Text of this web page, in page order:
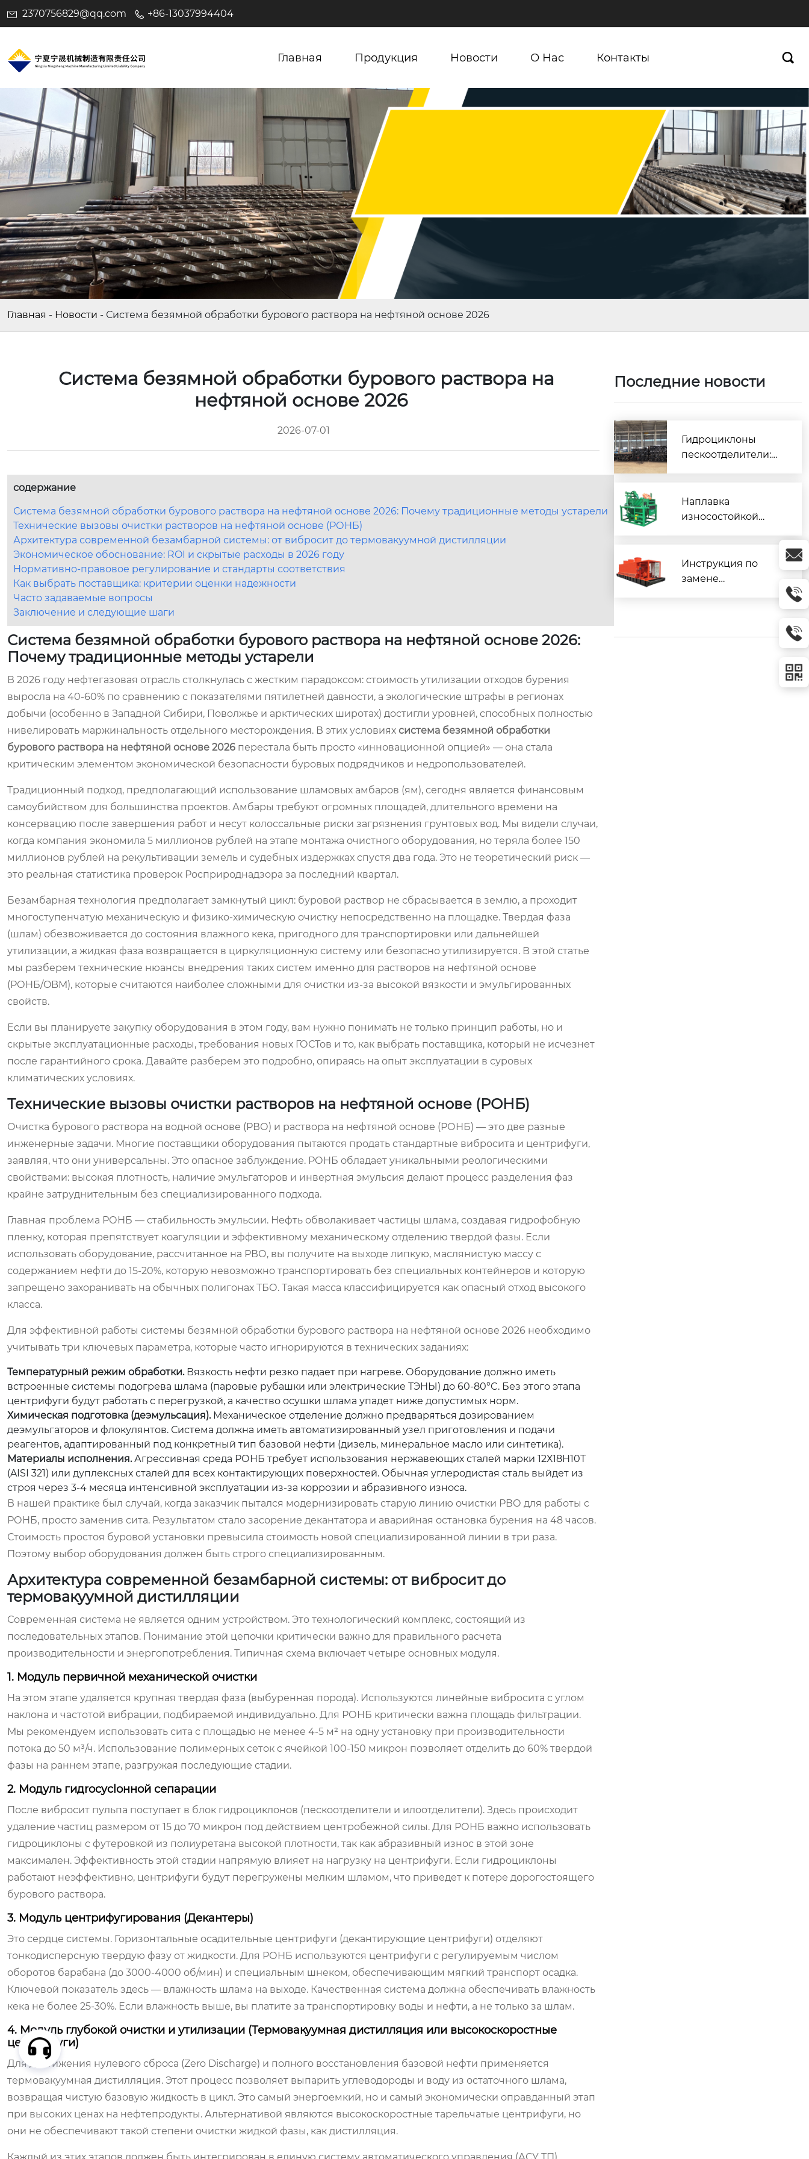
2370756829@qq.com +86-13037994404
Главная Продукция Новости О Нас Контакты 
Главная - Новости - Система безямной обработки бурового раствора на нефтяной основе 2026
Система безямной обработки бурового раствора на
нефтяной основе 2026
2026-07-01
содержание
Система безямной обработки бурового раствора на нефтяной основе 2026: Почему традиционные методы устарели
Технические вызовы очистки растворов на нефтяной основе (РОНБ)
Архитектура современной безамбарной системы: от вибросит до термовакуумной дистилляции
Экономическое обоснование: ROI и скрытые расходы в 2026 году
Нормативно-правовое регулирование и стандарты соответствия
Как выбрать поставщика: критерии оценки надежности
Часто задаваемые вопросы
Заключение и следующие шаги
Система безямной обработки бурового раствора на нефтяной основе 2026:
Почему традиционные методы устарели
В 2026 году нефтегазовая отрасль столкнулась с жестким парадоксом: стоимость утилизации отходов бурения
выросла на 40-60% по сравнению с показателями пятилетней давности, а экологические штрафы в регионах
добычи (особенно в Западной Сибири, Поволжье и арктических широтах) достигли уровней, способных полностью
нивелировать маржинальность отдельного месторождения. В этих условиях система безямной обработки
бурового раствора на нефтяной основе 2026 перестала быть просто «инновационной опцией» — она стала
критическим элементом экономической безопасности буровых подрядчиков и недропользователей.
Традиционный подход, предполагающий использование шламовых амбаров (ям), сегодня является финансовым
самоубийством для большинства проектов. Амбары требуют огромных площадей, длительного времени на
консервацию после завершения работ и несут колоссальные риски загрязнения грунтовых вод. Мы видели случаи,
когда компания экономила 5 миллионов рублей на этапе монтажа очистного оборудования, но теряла более 150
миллионов рублей на рекультивации земель и судебных издержках спустя два года. Это не теоретический риск —
это реальная статистика проверок Росприроднадзора за последний квартал.
Безамбарная технология предполагает замкнутый цикл: буровой раствор не сбрасывается в землю, а проходит
многоступенчатую механическую и физико-химическую очистку непосредственно на площадке. Твердая фаза
(шлам) обезвоживается до состояния влажного кека, пригодного для транспортировки или дальнейшей
утилизации, а жидкая фаза возвращается в циркуляционную систему или безопасно утилизируется. В этой статье
мы разберем технические нюансы внедрения таких систем именно для растворов на нефтяной основе
(РОНБ/OBM), которые считаются наиболее сложными для очистки из-за высокой вязкости и эмульгированных
свойств.
Если вы планируете закупку оборудования в этом году, вам нужно понимать не только принцип работы, но и
скрытые эксплуатационные расходы, требования новых ГОСТов и то, как выбрать поставщика, который не исчезнет
после гарантийного срока. Давайте разберем это подробно, опираясь на опыт эксплуатации в суровых
климатических условиях.
Технические вызовы очистки растворов на нефтяной основе (РОНБ)
Очистка бурового раствора на водной основе (РВО) и раствора на нефтяной основе (РОНБ) — это две разные
инженерные задачи. Многие поставщики оборудования пытаются продать стандартные вибросита и центрифуги,
заявляя, что они универсальны. Это опасное заблуждение. РОНБ обладает уникальными реологическими
свойствами: высокая плотность, наличие эмульгаторов и инвертная эмульсия делают процесс разделения фаз
крайне затруднительным без специализированного подхода.
Главная проблема РОНБ — стабильность эмульсии. Нефть обволакивает частицы шлама, создавая гидрофобную
пленку, которая препятствует коагуляции и эффективному механическому отделению твердой фазы. Если
использовать оборудование, рассчитанное на РВО, вы получите на выходе липкую, маслянистую массу с
содержанием нефти до 15-20%, которую невозможно транспортировать без специальных контейнеров и которую
запрещено захоранивать на обычных полигонах ТБО. Такая масса классифицируется как опасный отход высокого
класса.
Для эффективной работы системы безямной обработки бурового раствора на нефтяной основе 2026 необходимо
учитывать три ключевых параметра, которые часто игнорируются в технических заданиях:
Температурный режим обработки.Вязкость нефти резко падает при нагреве. Оборудование должно иметь
встроенные системы подогрева шлама (паровые рубашки или электрические ТЭНЫ) до 60-80°C. Без этого этапа
центрифуги будут работать с перегрузкой, а качество осушки шлама упадет ниже допустимых норм.
Химическая подготовка (деэмульсация).Механическое отделение должно предваряться дозированием
деэмульгаторов и флокулянтов. Система должна иметь автоматизированный узел приготовления и подачи
реагентов, адаптированный под конкретный тип базовой нефти (дизель, минеральное масло или синтетика).
Материалы исполнения.Агрессивная среда РОНБ требует использования нержавеющих сталей марки 12Х18Н10Т
(AISI 321) или дуплексных сталей для всех контактирующих поверхностей. Обычная углеродистая сталь выйдет из
строя через 3-4 месяца интенсивной эксплуатации из-за коррозии и абразивного износа.
В нашей практике был случай, когда заказчик пытался модернизировать старую линию очистки РВО для работы с
РОНБ, просто заменив сита. Результатом стало засорение декантатора и аварийная остановка бурения на 48 часов.
Стоимость простоя буровой установки превысила стоимость новой специализированной линии в три раза.
Поэтому выбор оборудования должен быть строго специализированным.
Архитектура современной безамбарной системы: от вибросит до
термовакуумной дистилляции
Современная система не является одним устройством. Это технологический комплекс, состоящий из
последовательных этапов. Понимание этой цепочки критически важно для правильного расчета
производительности и энергопотребления. Типичная схема включает четыре основных модуля.
1. Модуль первичной механической очистки
На этом этапе удаляется крупная твердая фаза (выбуренная порода). Используются линейные вибросита с углом
наклона и частотой вибрации, подбираемой индивидуально. Для РОНБ критически важна площадь фильтрации.
Мы рекомендуем использовать сита с площадью не менее 4-5 м² на одну установку при производительности
потока до 50 м³/ч. Использование полимерных сеток с ячейкой 100-150 микрон позволяет отделить до 60% твердой
фазы на раннем этапе, разгружая последующие стадии.
2. Модуль гидrocyclонной сепарации
После вибросит пульпа поступает в блок гидроциклонов (пескоотделители и илоотделители). Здесь происходит
удаление частиц размером от 15 до 70 микрон под действием центробежной силы. Для РОНБ важно использовать
гидроциклоны с футеровкой из полиуретана высокой плотности, так как абразивный износ в этой зоне
максимален. Эффективность этой стадии напрямую влияет на нагрузку на центрифуги. Если гидроциклоны
работают неэффективно, центрифуги будут перегружены мелким шламом, что приведет к потере дорогостоящего
бурового раствора.
3. Модуль центрифугирования (Декантеры)
Это сердце системы. Горизонтальные осадительные центрифуги (декантирующие центрифуги) отделяют
тонкодисперсную твердую фазу от жидкости. Для РОНБ используются центрифуги с регулируемым числом
оборотов барабана (до 3000-4000 об/мин) и специальным шнеком, обеспечивающим мягкий транспорт осадка.
Ключевой показатель здесь — влажность шлама на выходе. Качественная система должна обеспечивать влажность
кека не более 25-30%. Если влажность выше, вы платите за транспортировку воды и нефти, а не только за шлам.
4. Модуль глубокой очистки и утилизации (Термовакуумная дистилляция или высокоскоростные
центрифуги)
Для достижения нулевого сброса (Zero Discharge) и полного восстановления базовой нефти применяется
термовакуумная дистилляция. Этот процесс позволяет выпарить углеводороды и воду из остаточного шлама,
возвращая чистую базовую жидкость в цикл. Это самый энергоемкий, но и самый экономически оправданный этап
при высоких ценах на нефтепродукты. Альтернативой являются высокоскоростные тарельчатые центрифуги, но
они не обеспечивают такой степени очистки жидкой фазы, как дистилляция.
Последние новости
Гидроциклоны
пескоотделители:
Наплавка
износостойкой
услуги завода
Инструкция по
замене
колонны